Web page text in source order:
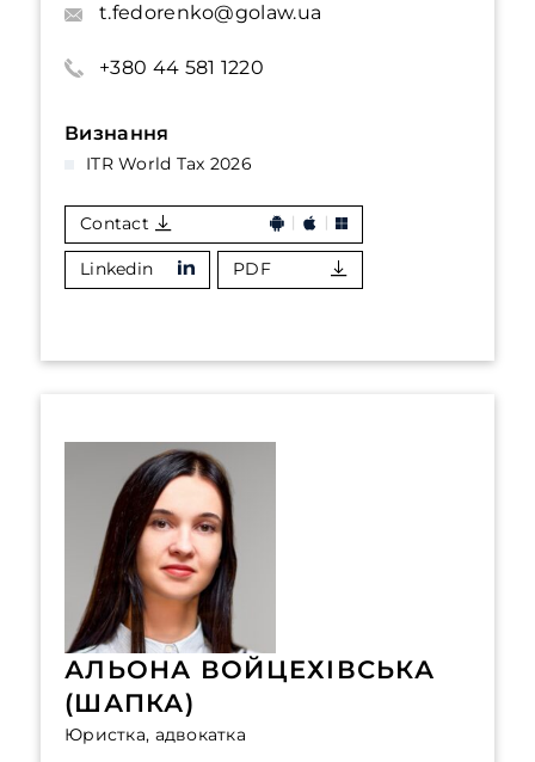
t.fedorenko@golaw.ua
+380 44 581 1220
Визнання
ITR World Tax 2026
Contact
Linkedin PDF
АЛЬОНА ВОЙЦЕХІВСЬКА
(ШАПКА)
Юристка, адвокатка